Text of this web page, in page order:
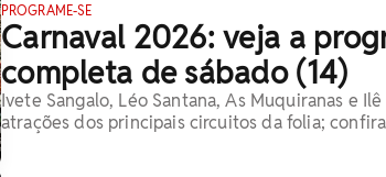
PROGRAME-SE
Carnaval 2026: veja a
completa de sábado (14)
Ivete Sangalo, Léo Santana, As Muquiranas e
atrações dos principais circuitos da folia; confira